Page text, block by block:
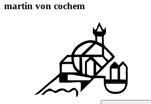
martin von cochem